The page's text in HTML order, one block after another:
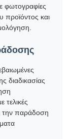
φωτογραφίες
προϊόντος και
διαδικασίας
τελικές
την παράδοση